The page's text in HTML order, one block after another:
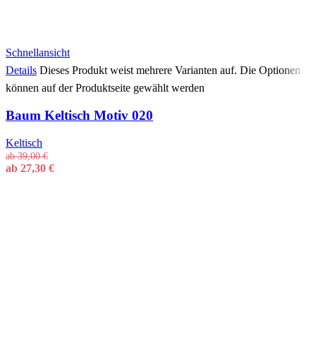
Schnellansicht
Details Dieses Produkt weist mehrere Varianten auf. Die Optionen
können auf der Produktseite gewählt werden
Baum Keltisch Motiv 020
Keltisch
ab39,00€
ab 27,30 €